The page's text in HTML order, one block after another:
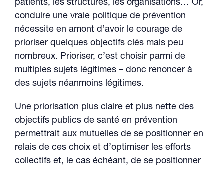
patients, les structures, les organisations… Or,
conduire une vraie politique de prévention
nécessite en amont d’avoir le courage de
prioriser quelques objectifs clés mais peu
nombreux. Prioriser, c’est choisir parmi de
multiples sujets légitimes – donc renoncer à
des sujets néanmoins légitimes.
Une priorisation plus claire et plus nette des
objectifs publics de santé en prévention
permettrait aux mutuelles de se positionner en
relais de ces choix et d’optimiser les efforts
collectifs et, le cas échéant, de se positionner